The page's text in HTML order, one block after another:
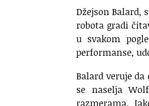
Džejson
robota gradi
u svakom
performanse,
Balard veruje
se naselja
razmerama.